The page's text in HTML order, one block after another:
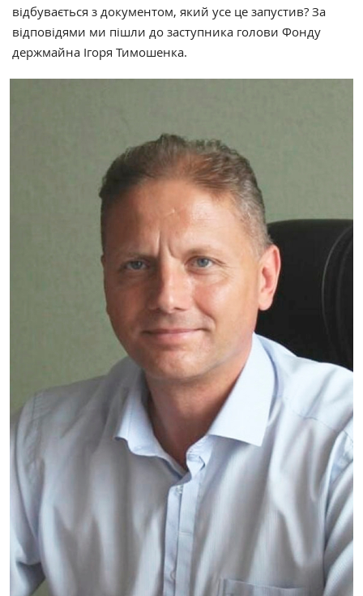
відбувається з документом, який усе це запустив? За
відповідями ми пішли до заступника голови Фонду
держмайна Ігоря Тимошенка.